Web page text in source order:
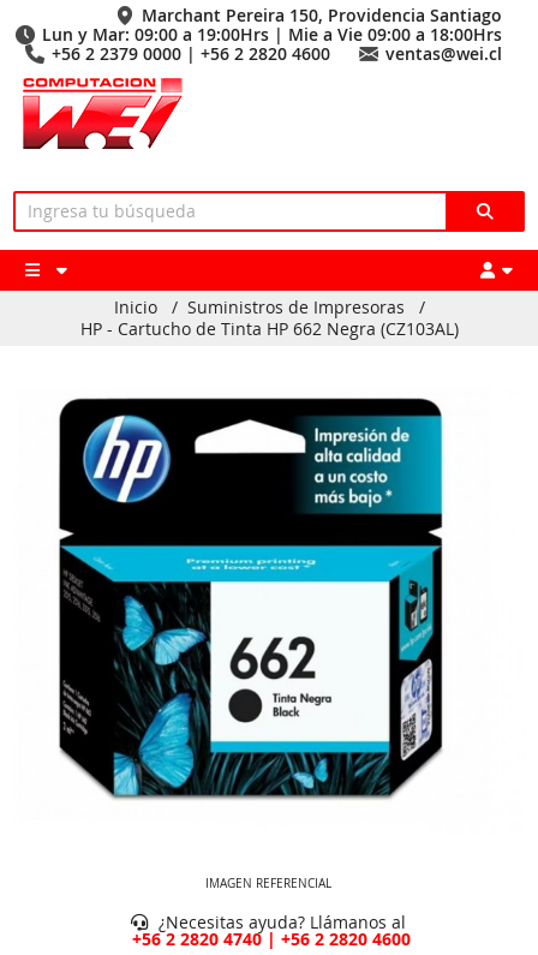
Marchant Pereira 150, Providencia Santiago
Lun y Mar: 09:00 a 19:00Hrs | Mie a Vie 09:00 a 18:00Hrs
+56 2 2379 0000 | +56 2 2820 4600
ventas@wei.cl
Inicio / Suministros de Impresoras
/
HP - Cartucho de Tinta HP 662 Negra (CZ103AL)
IMAGEN REFERENCIAL
¿Necesitas ayuda? Llámanos al
+56 2 2820 4740 | +56 2 2820 4600